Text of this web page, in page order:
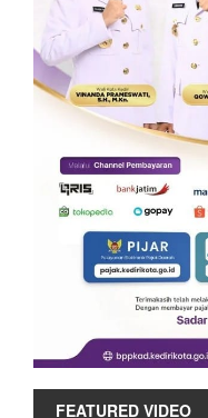
FEATURED VIDEO